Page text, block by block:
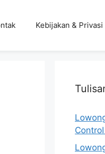
Kebijakan & Privasi